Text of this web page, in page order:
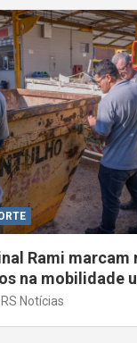
Rami marcam
na mobilidade
RS Notícias